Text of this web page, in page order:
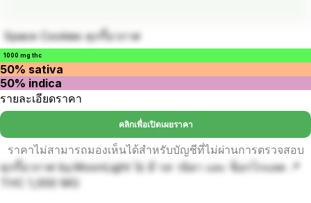
Space Cookies คุกกี้อวกาศ
1000 mg thc
50% sativa
50% indica
รายละเอียดราคา
คลิกเพื่อเปิดเผยราคา
ราคาไม่สามารถมองเห็นได้สำหรับบัญชีที่ไม่ผ่านการตรวจสอบ
คุกกี้อวกาศ by.MoonLight 🚀 มี รส วนิลา และ ช็อกโกแลต 📍
THC 1,000 MG